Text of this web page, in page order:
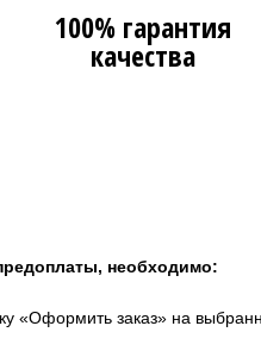
100% гарантия
качества
необходимо:
«Оформить заказ» на